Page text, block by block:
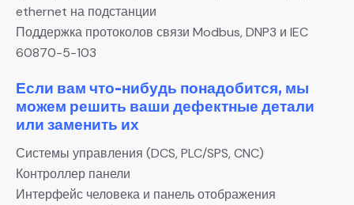
ethernet на подстанции
Поддержка протоколов связи Modbus, DNP3 и IEC
60870-5-103
Если вам что-нибудь понадобится, мы
можем решить ваши дефектные детали
или заменить их
Системы управления (DCS, PLC/SPS, CNC)
Контроллер панели
Интерфейс человека и панель отображения